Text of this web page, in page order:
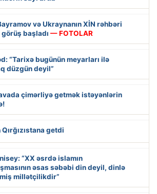
və Ukraynanın XİN rəhbəri
görüş başladı — FOTOLAR
“Tarixə bugünün meyarları ilə
düzgün deyil”
çimərliyə getmək istəyənlərin
getdi
“XX əsrdə islamın
əsas səbəbi din deyil, dinlə
millətçilikdir”